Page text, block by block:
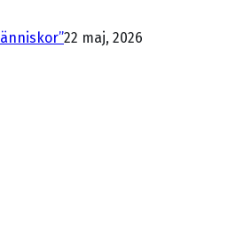
22 maj, 2026